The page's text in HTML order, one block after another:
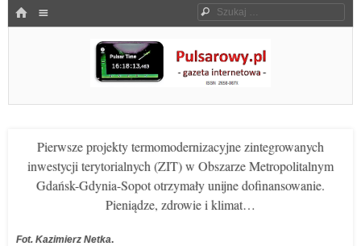
HOME Szukaj
Pulsarowy.pl
Pierwsze projekty termomodernizacyjne zintegrowanych
inwestycji terytorialnych (ZIT) w Obszarze Metropolitalnym
Gdańsk-Gdynia-Sopot otrzymały unijne dofinansowanie.
Pieniądze, zdrowie i klimat…
Fot. Kazimierz Netka.